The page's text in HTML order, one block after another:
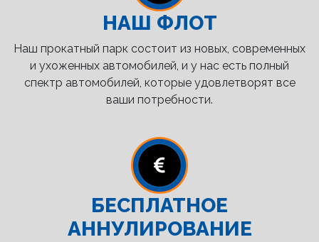
НАШ ФЛОТ
Наш прокатный парк состоит из новых, современных
и ухоженных автомобилей, и у нас есть полный
спектр автомобилей, которые удовлетворят все
ваши потребности.
БЕСПЛАТНОЕ
АННУЛИРОВАНИЕ